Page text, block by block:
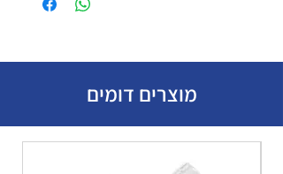
מוצרים דומים